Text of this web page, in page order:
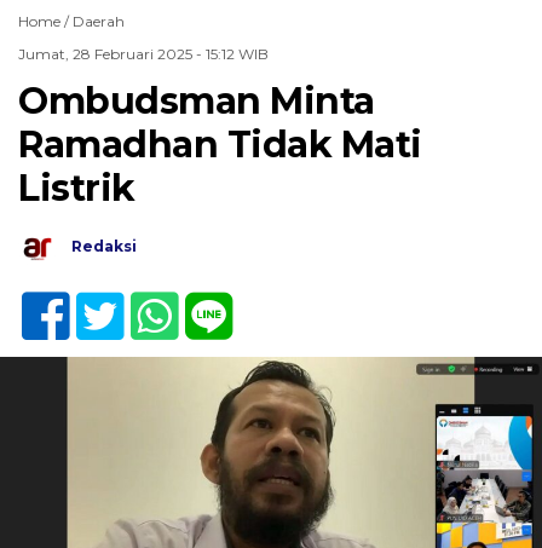
Home / Daerah
Jumat, 28 Februari 2025 - 15:12 WIB
Ombudsman Minta
Ramadhan Tidak Mati
Listrik
Redaksi